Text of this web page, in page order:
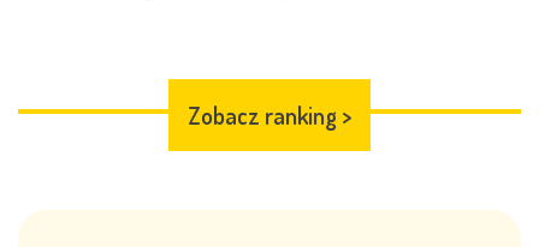
Zobacz ranking >